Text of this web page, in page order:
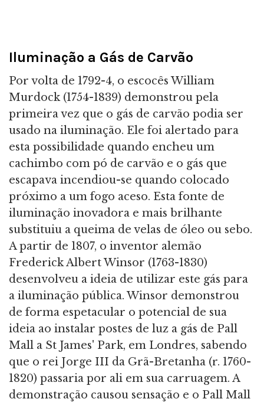
Iluminação a Gás de Carvão
Por volta de 1792-4, o escocês William
Murdock (1754-1839) demonstrou pela
primeira vez que o gás de carvão podia ser
usado na iluminação. Ele foi alertado para
esta possibilidade quando encheu um
cachimbo com pó de carvão e o gás que
escapava incendiou-se quando colocado
próximo a um fogo aceso. Esta fonte de
iluminação inovadora e mais brilhante
substituiu a queima de velas de óleo ou sebo.
A partir de 1807, o inventor alemão
Frederick Albert Winsor (1763-1830)
desenvolveu a ideia de utilizar este gás para
a iluminação pública. Winsor demonstrou
de forma espetacular o potencial de sua
ideia ao instalar postes de luz a gás de Pall
Mall a St James' Park, em Londres, sabendo
que o rei Jorge III da Grã-Bretanha (r. 1760-
1820) passaria por ali em sua carruagem. A
demonstração causou sensação e o Pall Mall